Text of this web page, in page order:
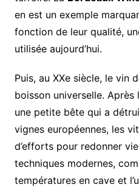
en est un exemple
fonction de leur qualité,
utilisée aujourd’hui.
Puis, au XXe siècle, le vin
boisson universelle.
une petite bête qui a
vignes européennes, les
d’efforts pour redonner
techniques modernes,
températures en cave et